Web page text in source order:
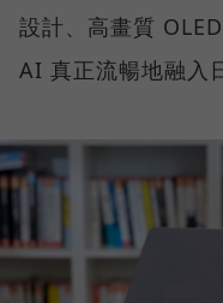
設計、高畫質
AI 真正流暢地融入